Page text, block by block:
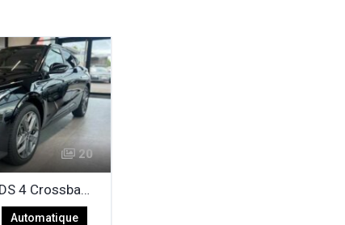
20
DS AUTOMOBILES DS 4 Crossback HYBRIDE e-tense TROCADERO
Automatique